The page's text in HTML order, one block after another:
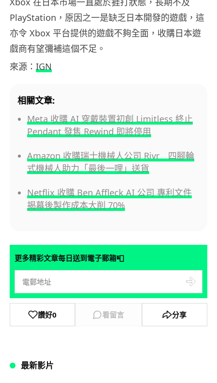
PlayStation，原因之一是缺乏日本開發的遊戲，這
亦令 Xbox 平台提供的遊戲不夠全面，收購日本遊
戲商有望彌補這個不足。
來源： IGN
相關文章:
Meta 收購 AI 穿戴裝置初創 Limitless 終止
Pendant 發售 Rewind 即將停用
Amazon 收購瑞士機械人公司 Rivr 四腳輪
式機械人助力「最後一哩」送貨
Netflix 收購 Ben Affleck AI 公司 專利文件
揭幕後製作成本大削 70%
更多精彩文章每日送到電子郵箱📮
讚好0 看留言 分享
最新影片